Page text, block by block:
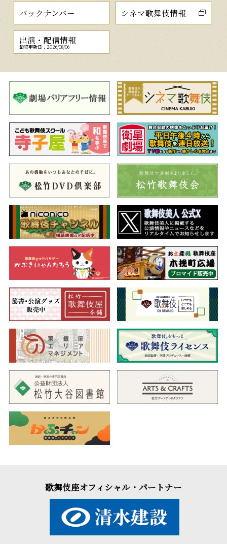
バックナンバー シネマ歌舞伎情報
出演・配信情報
最終更新日：2026/08/06
歌舞伎座オフィシャル・パートナー